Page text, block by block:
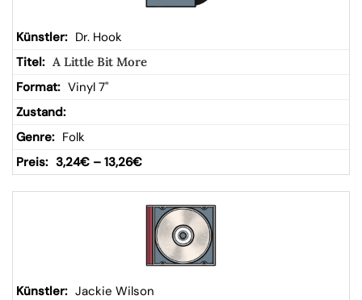
Dr. Hook
A Little Bit More
Vinyl 7"
Folk
3,24€ – 13,26€
Jackie Wilson